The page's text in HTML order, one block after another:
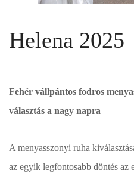
Helena 2025
Fehér vállpántos fodros
választás a nagy napra
A menyasszonyi ruha
az egyik legfontosabb döntés az